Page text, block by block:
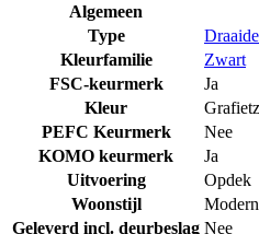
Algemeen
Type
Kleurfamilie
Zwart
FSC-keurmerk
Ja
Kleur
PEFC Keurmerk
Nee
KOMO keurmerk
Ja
Uitvoering
Opdek
Woonstijl
Modern
Geleverd incl. deurbeslag Nee